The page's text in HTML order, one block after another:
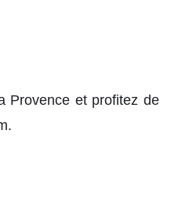
Provence et profitez de